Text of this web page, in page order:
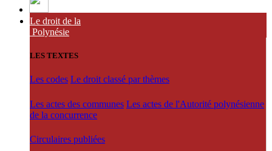
Le droit de la
Polynésie
LES TEXTES
Les codes Le droit classé par thèmes
Les actes des communes Les actes de l'Autorité polynésienne
de la concurrence
Circulaires publiées